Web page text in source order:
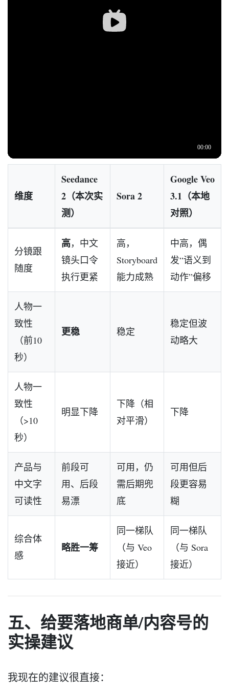
维度
Seedance
2（本次实
测）
Sora 2
Google Veo
3.1（本地
对照）
分镜跟
随度
高，中文
镜头口令
执行更紧
高，
Storyboard
能力成熟
中高，偶
发“语义到
动作”偏移
人物一
致性
（前10
秒）
更稳 稳定
稳定但波
动略大
人物一
致性
（>10
秒）
明显下降
下降（相
对平滑）
下降
产品与
中文字
可读性
前段可
用、后段
易漂
可用，仍
需后期兜
底
可用但后
段更容易
糊
综合体
感
略胜一筹
同一梯队
（与 Veo
接近）
同一梯队
（与 Sora
接近）
五、给要落地商单/内容号的
实操建议
我现在的建议很直接：